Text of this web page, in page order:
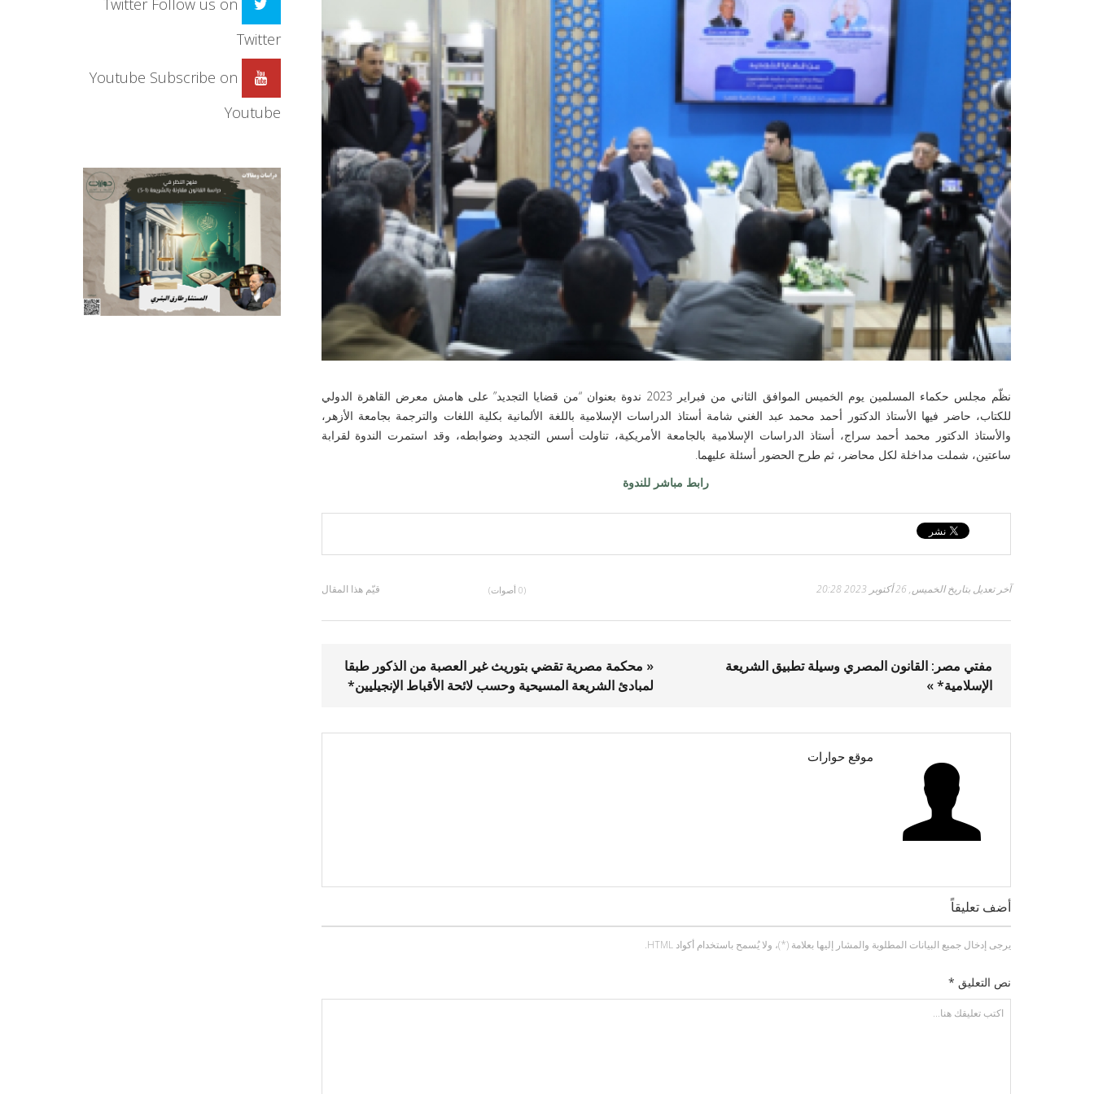
نظّم مجلس حكماء المسلمين يوم الخميس الموافق الثاني من فبراير 2023 ندوة بعنوان “من قضايا التجديد” على هامش معرض القاهرة الدولي
للكتاب، حاضر فيها الأستاذ الدكتور أحمد محمد عبد الغني شامة أستاذ الدراسات الإسلامية باللغة الألمانية بكلية اللغات والترجمة بجامعة الأزهر،
والأستاذ الدكتور محمد أحمد سراج، أستاذ الدراسات الإسلامية بالجامعة الأمريكية، تناولت أسس التجديد وضوابطه، وقد استمرت الندوة لقرابة
ساعتين، شملت مداخلة لكل محاضر، ثم طرح الحضور أسئلة عليهما.
رابط مباشر للندوة
قيّم هذا المقال (0 أصوات) آخر تعديل بتاريخ الخميس, 26 أكتوبر 2023 20:28
« محكمة مصرية تقضي بتوريث غير العصبة من الذكور طبقا
لمبادئ الشريعة المسيحية وحسب لائحة الأقباط الإنجيليين*
مفتي مصر: القانون المصري وسيلة تطبيق الشريعة
الإسلامية* »
موقع حوارات
أضف تعليقاً
يرجى إدخال جميع البيانات المطلوبة والمشار إليها بعلامة (*)، ولا يُسمح باستخدام أكواد HTML.
نص التعليق *
Twitter Follow us on
Twitter
Youtube Subscribe on
Youtube